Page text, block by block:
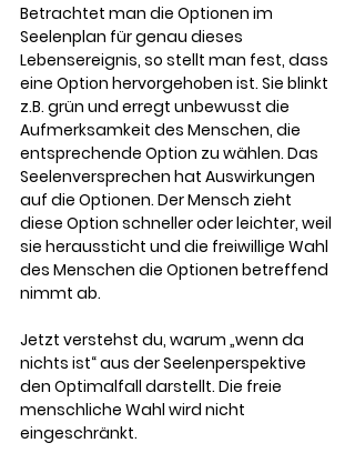
Betrachtet man die Optionen im
Seelenplan für genau dieses
Lebensereignis, so stellt man fest, dass
eine Option hervorgehoben ist. Sie blinkt
z.B. grün und erregt unbewusst die
Aufmerksamkeit des Menschen, die
entsprechende Option zu wählen. Das
Seelenversprechen hat Auswirkungen
auf die Optionen. Der Mensch zieht
diese Option schneller oder leichter, weil
sie heraussticht und die freiwillige Wahl
des Menschen die Optionen betreffend
nimmt ab.
Jetzt verstehst du, warum „wenn da
nichts ist“ aus der Seelenperspektive
den Optimalfall darstellt. Die freie
menschliche Wahl wird nicht
eingeschränkt.